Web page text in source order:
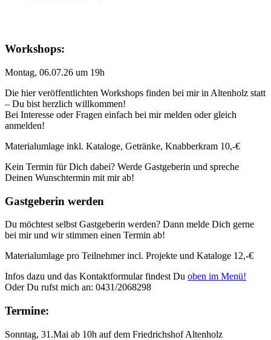
Workshops:
Montag, 06.07.26 um 19h
Die hier veröffentlichten Workshops finden bei mir in Altenholz statt
– Du bist herzlich willkommen!
Bei Interesse oder Fragen einfach bei mir melden oder gleich
anmelden!
Materialumlage inkl. Kataloge, Getränke, Knabberkram 10,-€
Kein Termin für Dich dabei? Werde Gastgeberin und spreche
Deinen Wunschtermin mit mir ab!
Gastgeberin werden
Du möchtest selbst Gastgeberin werden? Dann melde Dich gerne
bei mir und wir stimmen einen Termin ab!
Materialumlage pro Teilnehmer incl. Projekte und Kataloge 12,-€
Infos dazu und das Kontaktformular findest Du oben im Menü!
Oder Du rufst mich an: 0431/2068298
Termine:
Sonntag, 31.Mai ab 10h auf dem Friedrichshof Altenholz